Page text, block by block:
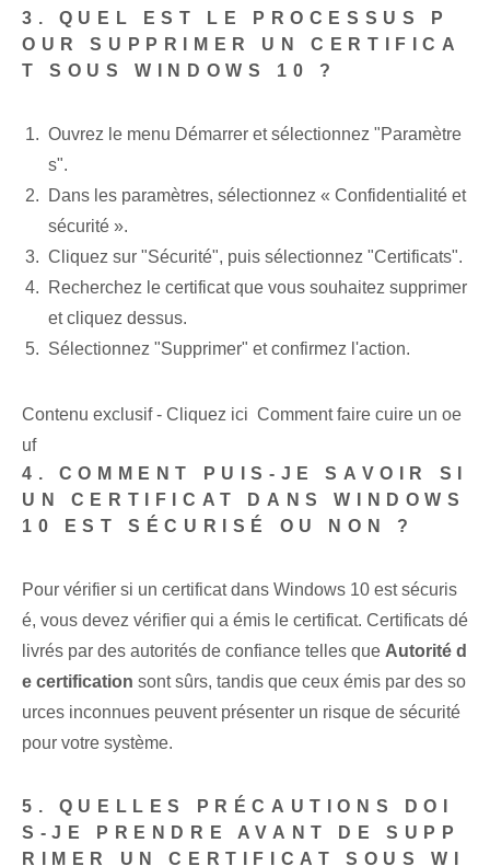
3. QUEL EST LE PROCESSUS P
OUR SUPPRIMER UN CERTIFICA
T SOUS WINDOWS 10 ?
Ouvrez le menu Démarrer et sélectionnez "Paramètre
s".
Dans les paramètres, sélectionnez « Confidentialité et
sécurité ».
Cliquez sur "Sécurité", puis sélectionnez "Certificats".
Recherchez le certificat que vous souhaitez supprimer
et cliquez dessus.
Sélectionnez "Supprimer" et confirmez l'action.
Contenu exclusif - Cliquez ici Comment faire cuire un oe
uf
4. COMMENT PUIS-JE SAVOIR SI
UN CERTIFICAT DANS WINDOWS
10 EST SÉCURISÉ OU NON ?
Pour vérifier si un certificat dans Windows 10 est sécuris
é, vous devez vérifier qui a émis le certificat. Certificats dé
livrés par des autorités de confiance telles que Autorité d
e certification sont sûrs, tandis que ceux émis par des so
urces inconnues peuvent présenter un risque de sécurité
pour votre système.
5. QUELLES PRÉCAUTIONS DOI
S-JE PRENDRE AVANT DE SUPP
RIMER UN CERTIFICAT SOUS WI